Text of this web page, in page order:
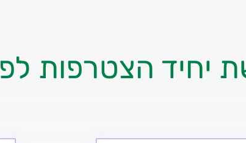
יחיד הצטרפות